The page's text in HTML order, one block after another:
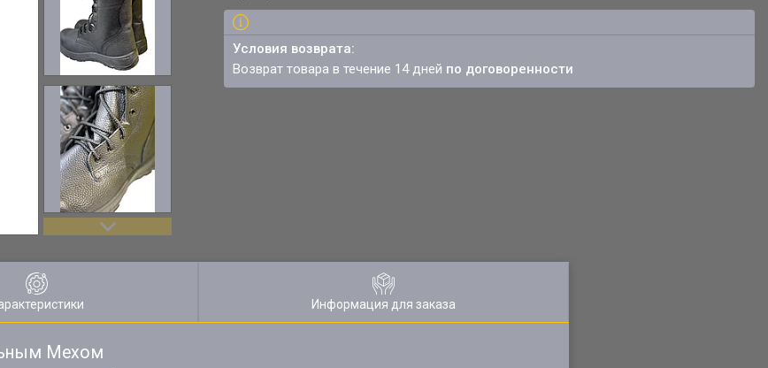
возврат товара в течение 14 дней по договоренности
Информация для заказа
Мехом